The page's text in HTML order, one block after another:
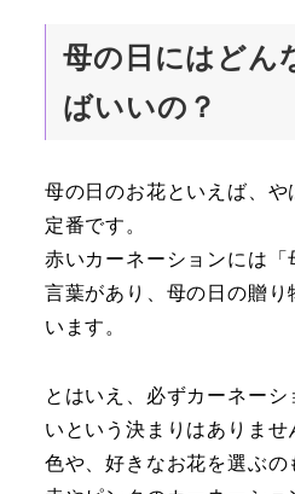
母の日にはどん
ばいいの？
母の日のお花といえば、や
定番です。
赤いカーネーションには
言葉があり、母の日の贈り
います。
とはいえ、必ずカーネー
いという決まりはありま
色や、好きなお花を選ぶの